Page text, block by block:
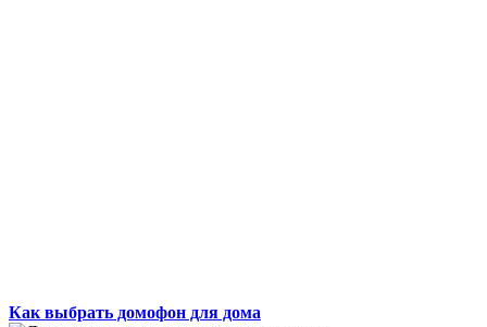
Как выбрать домофон для дома